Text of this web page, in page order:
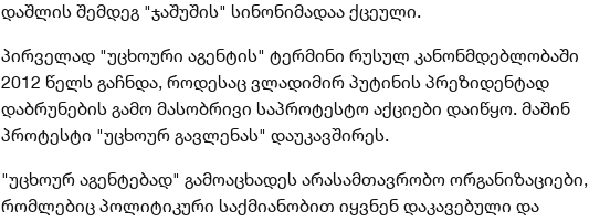
დაშლის შემდეგ "ჯაშუშის" სინონიმადაა ქცეული.
პირველად "უცხოური აგენტის" ტერმინი რუსულ კანონმდებლობაში
2012 წელს გაჩნდა, როდესაც ვლადიმირ პუტინის პრეზიდენტად
დაბრუნების გამო მასობრივი საპროტესტო აქციები დაიწყო. მაშინ
პროტესტი "უცხოურ გავლენას" დაუკავშირეს.
"უცხოურ აგენტებად" გამოაცხადეს არასამთავრობო ორგანიზაციები,
რომლებიც პოლიტიკური საქმიანობით იყვნენ დაკავებული და